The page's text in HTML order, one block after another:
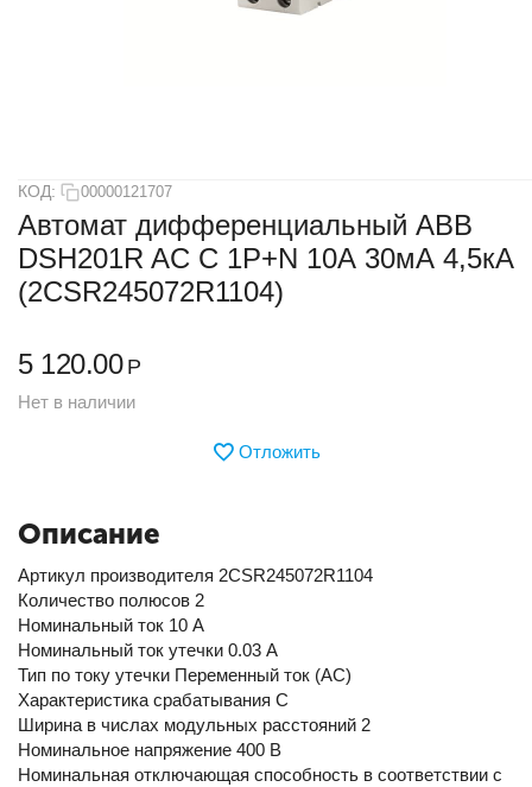
КОД: 00000121707
Автомат дифференциальный ABB
DSH201R AC C 1Р+N 10А 30мА 4,5кА
(2CSR245072R1104)
5 120.00 Р
Нет в наличии
Отложить
Описание
Артикул производителя 2CSR245072R1104
Количество полюсов 2
Номинальный ток 10 А
Номинальный ток утечки 0.03 А
Тип по току утечки Переменный ток (AC)
Характеристика срабатывания C
Ширина в числах модульных расстояний 2
Номинальное напряжение 400 В
Номинальная отключающая способность в соответствии с